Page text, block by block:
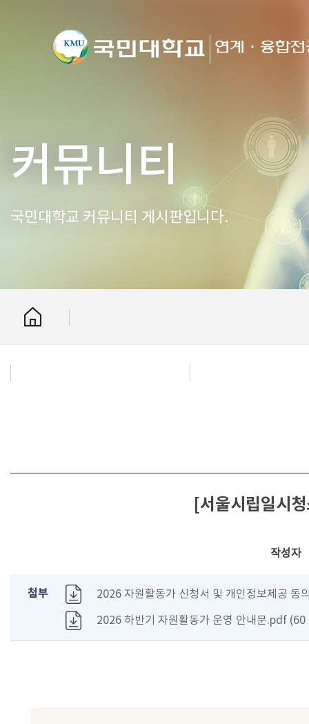
커뮤니티
국민대학교 커뮤니티 게시판입니다.
[서울시립일시
작성자
첨부 2026 자원활동가 신청서 및 개인정보제공 동
2026 하반기 자원활동가 운영 안내문.pdf (60